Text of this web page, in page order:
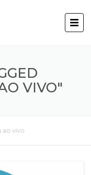
VIVO"
ao vivo